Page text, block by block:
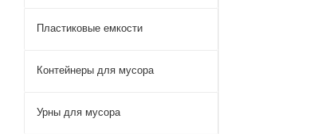
Пластиковые емкости
Контейнеры для мусора
Урны для мусора